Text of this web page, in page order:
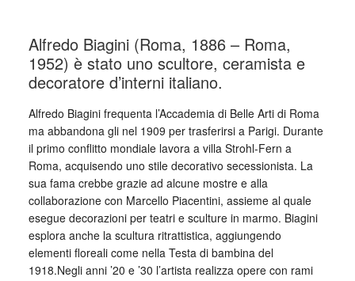
Alfredo Biagini (Roma, 1886 – Roma,
1952) è stato uno scultore, ceramista e
decoratore d’interni italiano.
Alfredo Biagini frequenta l’Accademia di Belle Arti di Roma
ma abbandona gli nel 1909 per trasferirsi a Parigi. Durante
il primo conflitto mondiale lavora a villa Strohl-Fern a
Roma, acquisendo uno stile decorativo secessionista. La
sua fama crebbe grazie ad alcune mostre e alla
collaborazione con Marcello Piacentini, assieme al quale
esegue decorazioni per teatri e sculture in marmo. Biagini
esplora anche la scultura ritrattistica, aggiungendo
elementi floreali come nella Testa di bambina del
1918.Negli anni ’20 e ’30 l’artista realizza opere con rami